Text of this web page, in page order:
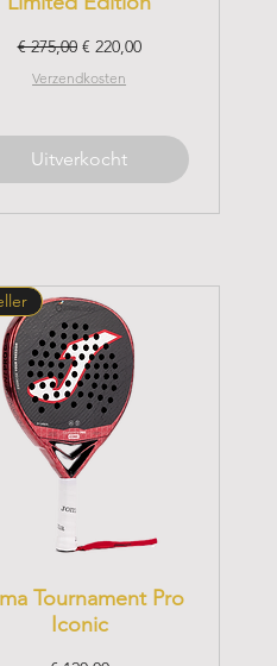
Normale prijs
€ 275,00 Verkoopprijs
€ 220,00
Verzendkosten
Uitverkocht
Tournament Pro
Iconic